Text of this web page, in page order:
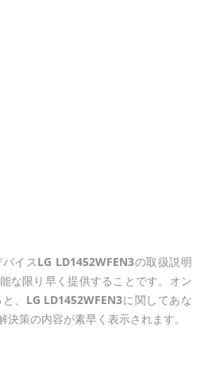
イスLG LD1452WFEN3の取扱説明
な限り早く提供することです。オン
、 LG LD1452WFEN3に関してあな
策の内容が素早く表示されます。